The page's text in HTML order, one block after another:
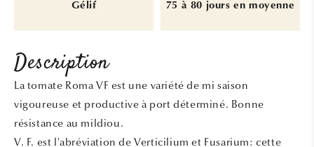
Gélif 75 à 80 jours en moyenne
Description
La tomate Roma VF est une variété de mi saison
vigoureuse et productive à port déterminé. Bonne
résistance au mildiou.
V. F. est l'abréviation de Verticilium et Fusarium: cette